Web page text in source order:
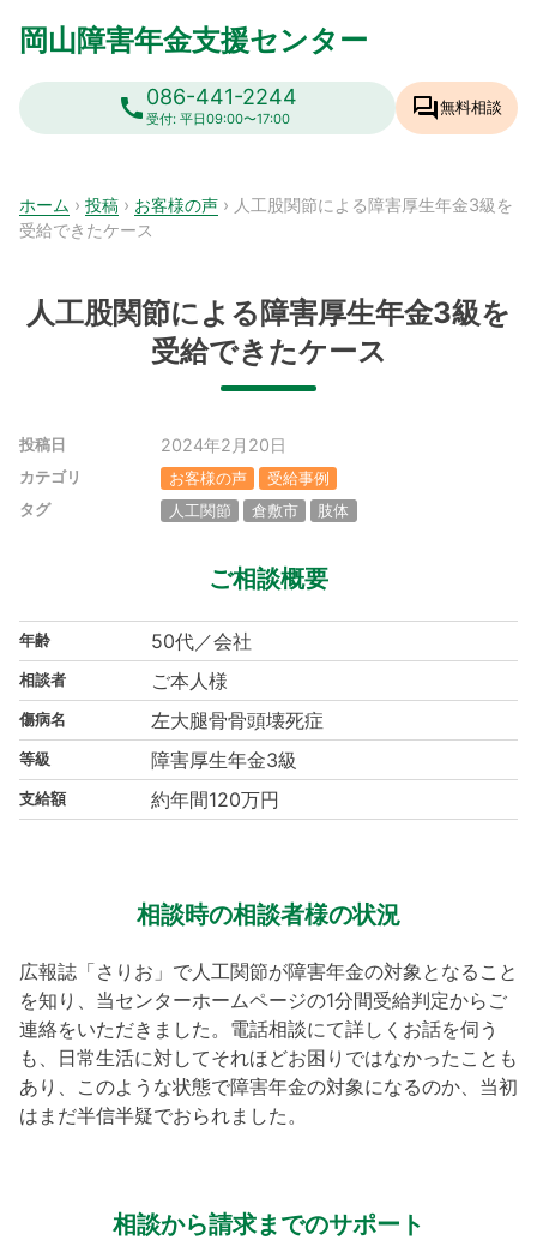
岡山障害年金支援センター
call086-441-2244
受付: 平日09:00〜17:00 forum無料相談
ホーム › 投稿 › お客様の声 › 人工股関節による障害厚生年金3級を
受給できたケース
人工股関節による障害厚生年金3級を
受給できたケース
投稿日 2024年2月20日
カテゴリ お客様の声
受給事例
タグ
人工関節 倉敷市 肢体
ご相談概要
年齢 50代／会社
相談者 ご本人様
傷病名 左大腿骨骨頭壊死症
等級 障害厚生年金3級
支給額 約年間120万円
相談時の相談者様の状況
広報誌「さりお」で人工関節が障害年金の対象となること
を知り、当センターホームページの1分間受給判定からご
連絡をいただきました。電話相談にて詳しくお話を伺う
も、日常生活に対してそれほどお困りではなかったことも
あり、このような状態で障害年金の対象になるのか、当初
はまだ半信半疑でおられました。
相談から請求までのサポート